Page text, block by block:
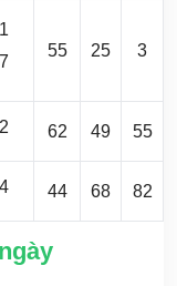
1
7
55 25 3
2 62 49 55
4 44 68 82